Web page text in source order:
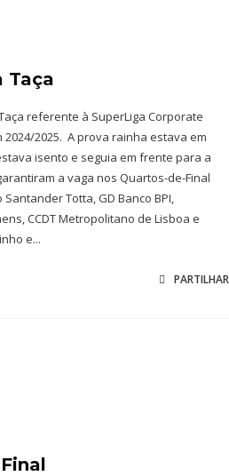
Taça
referente à SuperLiga Corporate
2025. A prova rainha estava em
isento e seguia em frente para a
a vaga nos Quartos-de-Final
Totta, GD Banco BPI,
CCDT Metropolitano de Lisboa e
e...
PARTILHAR